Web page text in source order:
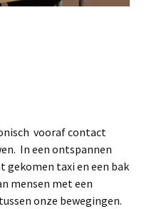
vooraf contact
In een ontspannen
gekomen taxi en een bak
mensen met een
onze bewegingen.